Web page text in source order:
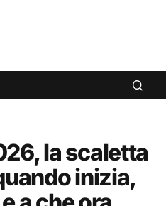
la scaletta
inizia,